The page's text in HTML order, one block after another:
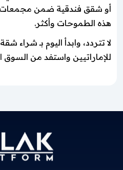
أو شقق فندقية ضمن مجمعات
هذه الطموحات وأكثر.
لا تتردد، وابدأ اليوم بـ شراء
للإماراتيين واستفد من السوق